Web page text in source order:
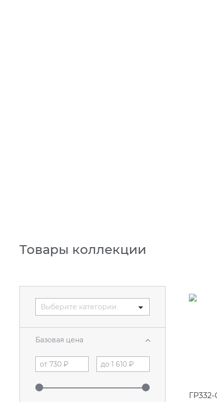
Товары коллекции
Выберите категории
Базовая цена